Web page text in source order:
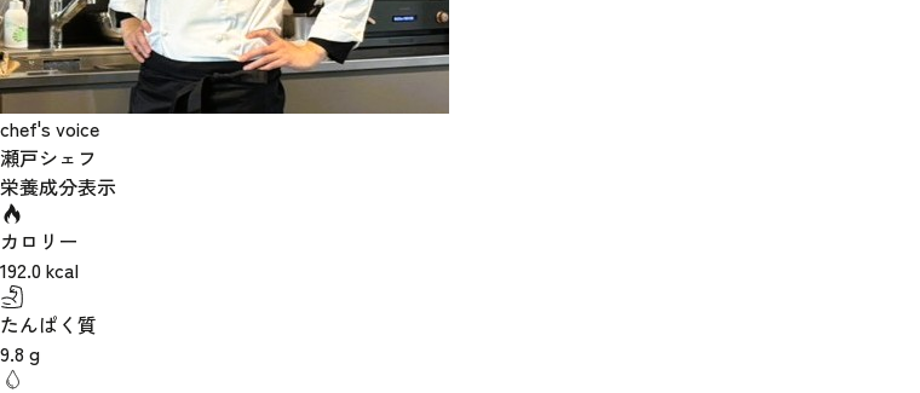
chef's voice
瀬戸シェフ
栄養成分表示
カロリー
192.0kcal
たんぱく質
9.8 g